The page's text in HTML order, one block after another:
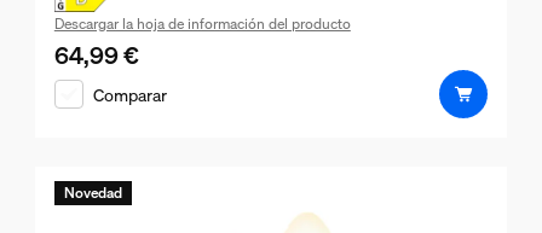
Descargar la hoja de información del producto
El precio actual es 64,99 €
64,99 €
Comparar
Novedad